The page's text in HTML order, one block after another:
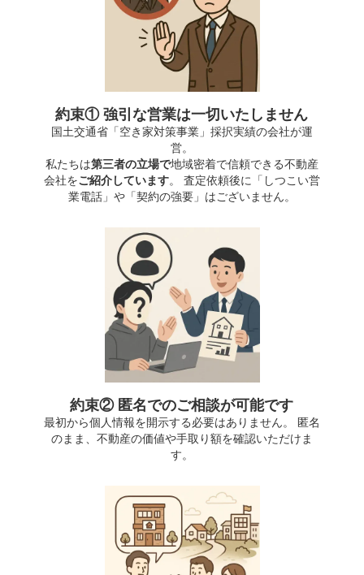
約束① 強引な営業は一切いたしません
国土交通省「空き家対策事業」採択実績の会社が運
営。
私たちは第三者の立場で地域密着で信頼できる不動産
会社をご紹介しています。 査定依頼後に「しつこい営
業電話」や「契約の強要」はございません。
約束② 匿名でのご相談が可能です
最初から個人情報を開示する必要はありません。 匿名
のまま、不動産の価値や手取り額を確認いただけま
す。